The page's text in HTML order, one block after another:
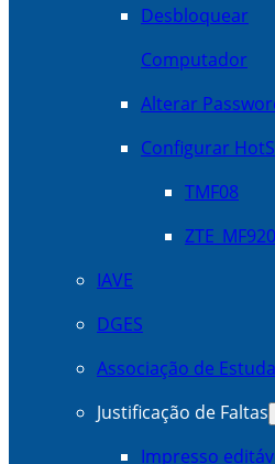
Desbloquear
Computador
Alterar
Configurar
TMF08
IAVE
DGES
Associação de
Justificação de Faltas
Impresso